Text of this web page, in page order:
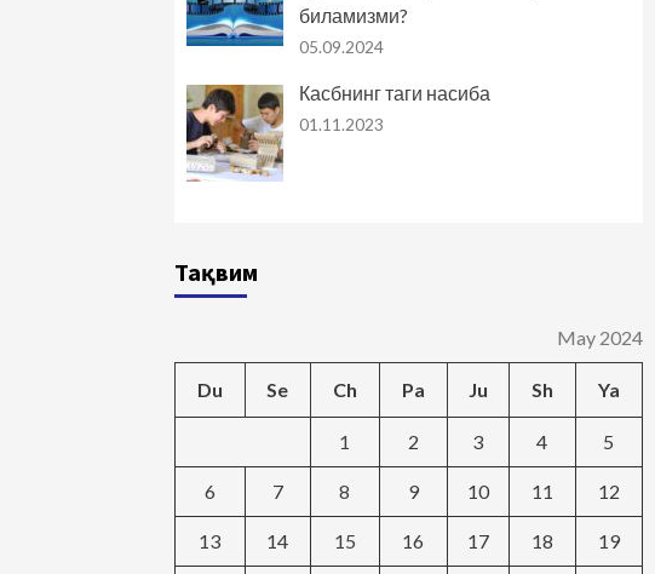
биламизми?
05.09.2024
Касбнинг таги насиба
01.11.2023
Тақвим
May 2024
Du Se Ch Pa Ju Sh Ya
1 2 3 4 5
6 7 8 9 10 11 12
13 14 15 16 17 18 19